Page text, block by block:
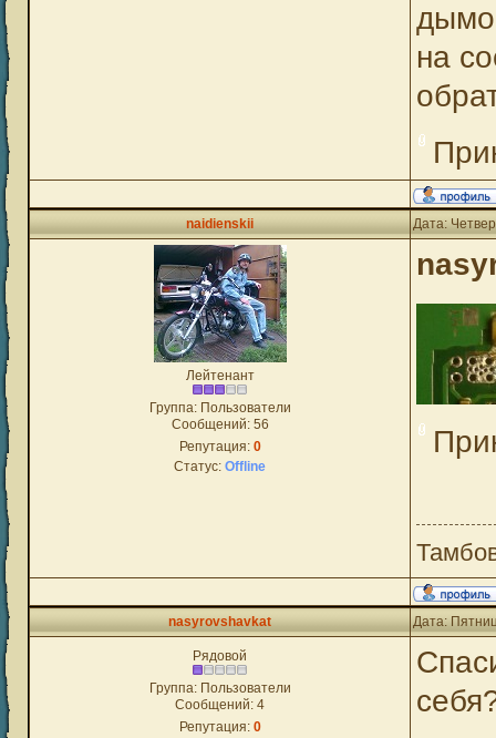
на
naidienskii Дата:
Лейтенант
Группа: Пользователи
Сообщений: 56
Репутация: 0
Статус: Offline
nasyrovshavkat Дата:
Рядовой
Группа: Пользователи
Сообщений: 4
Репутация: 0